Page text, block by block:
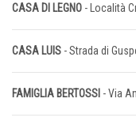
CASA DI LEGNO - Località
CASA LUIS - Strada di
FAMIGLIA BERTOSSI - Via